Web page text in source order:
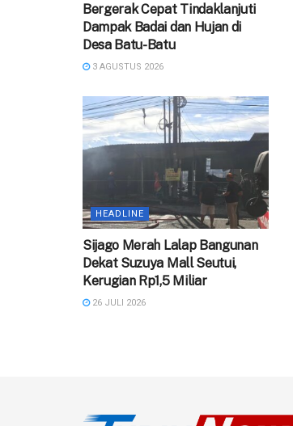
Bergerak Cepat Tindaklanjuti
Dampak Badai dan Hujan di
Desa Batu-Batu
3 AGUSTUS 2026
HEADLINE
Sijago Merah Lalap Bangunan
Dekat Suzuya Mall Seutui,
Kerugian Rp1,5 Miliar
26 JULI 2026